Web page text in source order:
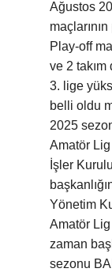
Ağustos
maçlarının
Play-off
ve 2
3. lige
belli oldu
2025
Amatör
İşler
Yönetim
Amatör
zaman
sezonu